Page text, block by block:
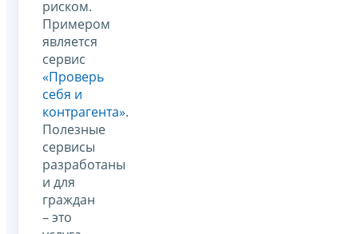
риском.
Примером
является
сервис
«Проверь
себя и
контрагента».
Полезные
сервисы
разработаны
и для
граждан
– это